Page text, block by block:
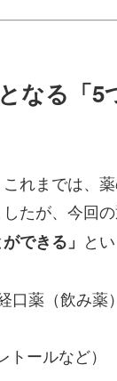
なる「5
れまでは、
たが、今回の
できる」 と
薬（飲み薬
ールなど）